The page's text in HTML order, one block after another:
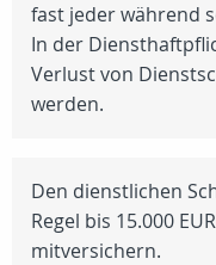
fast jeder während
In der
Verlust von
werden.
Den dienstlichen
Regel bis 15.000
mitversichern.